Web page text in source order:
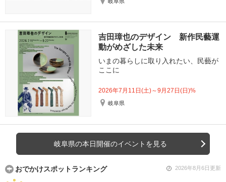
岐阜県
吉田璋也のデザイン 新作民藝運
動がめざした未来
いまの暮らしに取り入れたい、民藝が
ここに
2026年7月11日(土)～9月27日(日)%
岐阜県
岐阜県の本日開催のイベントを見る
おでかけスポットランキング 2026年8月6日更新